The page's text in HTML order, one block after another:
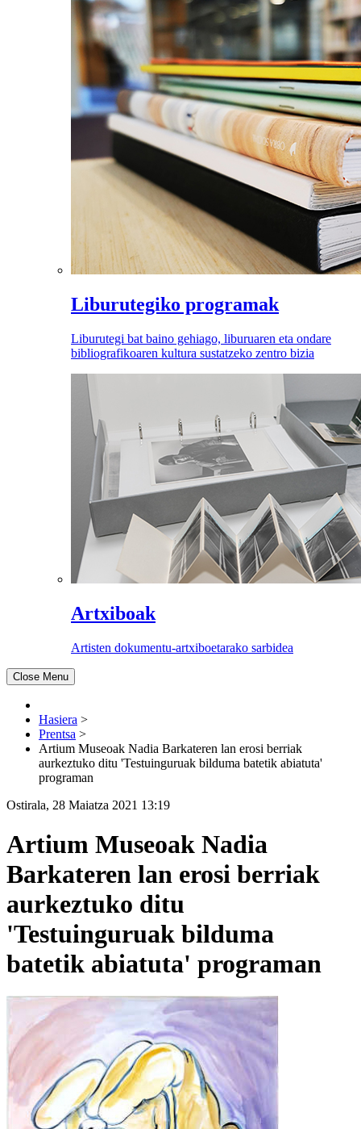
Liburutegiko programak
Liburutegi bat baino gehiago, liburuaren eta ondare
bibliografikoaren kultura sustatzeko zentro bizia
Artxiboak
Artisten dokumentu-artxiboetarako sarbidea
Close Menu
Hasiera >
Prentsa >
Artium Museoak Nadia Barkateren lan erosi berriak
aurkeztuko ditu 'Testuinguruak bilduma batetik abiatuta'
programan
Ostirala, 28 Maiatza 2021 13:19
Artium Museoak Nadia
Barkateren lan erosi berriak
aurkeztuko ditu
'Testuinguruak bilduma
batetik abiatuta' programan